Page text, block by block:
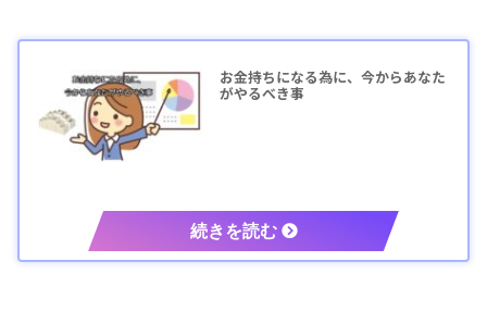
お金持ちになる為に、今からあなた
がやるべき事